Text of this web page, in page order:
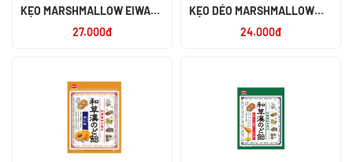
KẸO MARSHMALLOW EIWA
27.000đ
KẸO DẺO MARSHMALLOW
24.000đ